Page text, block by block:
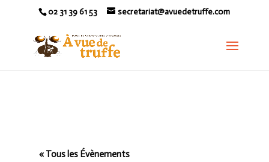
02 31 39 61 53 secretariat@avuedetruffe.com
« Tous les Évènements